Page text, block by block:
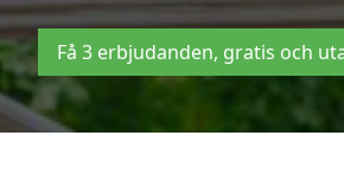
Få 3 erbjudanden, gratis och